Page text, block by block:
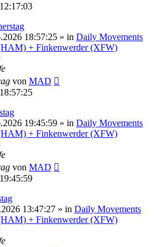
18:57:25 » in Daily Movements
+ Finkenwerder (XFW)
von MAD
19:45:59 » in Daily Movements
+ Finkenwerder (XFW)
von MAD
13:47:27 » in Daily Movements
+ Finkenwerder (XFW)